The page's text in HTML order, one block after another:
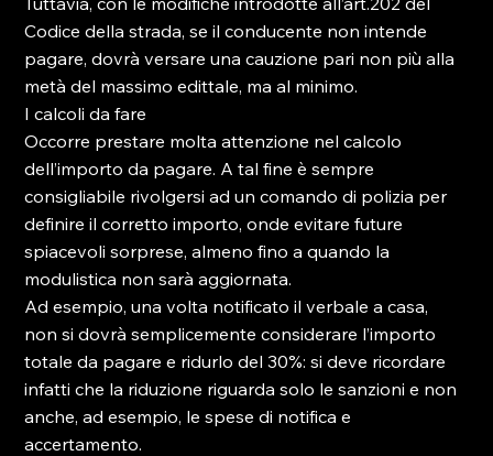
Codice della strada, se il conducente non intende
pagare, dovrà versare una cauzione pari non più alla
metà del massimo edittale, ma al minimo.
I calcoli da fare
Occorre prestare molta attenzione nel calcolo
dell’importo da pagare. A tal fine è sempre
consigliabile rivolgersi ad un comando di polizia per
definire il corretto importo, onde evitare future
spiacevoli sorprese, almeno fino a quando la
modulistica non sarà aggiornata.
Ad esempio, una volta notificato il verbale a casa,
non si dovrà semplicemente considerare l’importo
totale da pagare e ridurlo del 30%: si deve ricordare
infatti che la riduzione riguarda solo le sanzioni e non
anche, ad esempio, le spese di notifica e
accertamento.